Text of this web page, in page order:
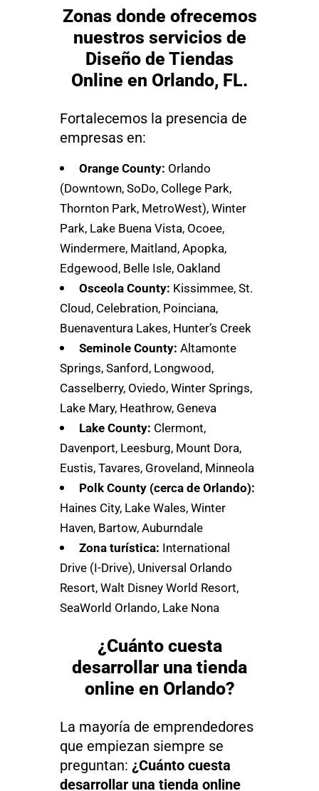
Zonas donde ofrecemos
nuestros servicios de
Diseño de Tiendas
Online en Orlando, FL.
Fortalecemos la presencia de
empresas en:
Orange County: Orlando
(Downtown, SoDo, College Park,
Thornton Park, MetroWest), Winter
Park, Lake Buena Vista, Ocoee,
Windermere, Maitland, Apopka,
Edgewood, Belle Isle, Oakland
Osceola County: Kissimmee, St.
Cloud, Celebration, Poinciana,
Buenaventura Lakes, Hunter’s Creek
Seminole County: Altamonte
Springs, Sanford, Longwood,
Casselberry, Oviedo, Winter Springs,
Lake Mary, Heathrow, Geneva
Lake County: Clermont,
Davenport, Leesburg, Mount Dora,
Eustis, Tavares, Groveland, Minneola
Polk County (cerca de Orlando):
Haines City, Lake Wales, Winter
Haven, Bartow, Auburndale
Zona turística: International
Drive (I-Drive), Universal Orlando
Resort, Walt Disney World Resort,
SeaWorld Orlando, Lake Nona
¿Cuánto cuesta
desarrollar una tienda
online en Orlando?
La mayoría de emprendedores
que empiezan siempre se
preguntan: ¿Cuánto cuesta
desarrollar una tienda online